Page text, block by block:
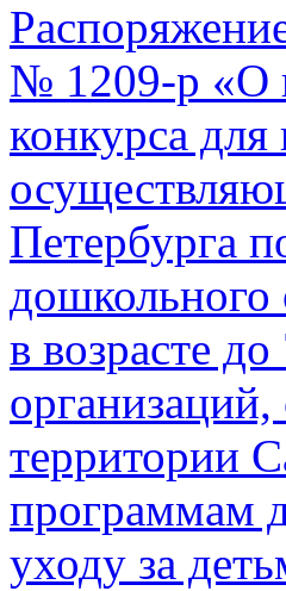
№ 1209-р «О
конкурса
Петербурга
дошкольного
в возрасте
территории
программам
уходу за